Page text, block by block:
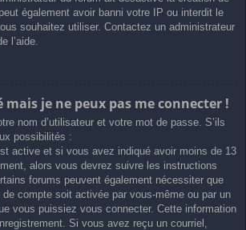
également avoir banni votre IP ou interdit le
souhaitez utiliser. Contactez un administrateur
l’aide.
mais je ne peux pas me connecter !
nom d’utilisateur et votre mot de passe. S’ils
possibilités :
active et si vous avez indiqué avoir moins de 13
alors vous devrez suivre les instructions
forums peuvent également nécessiter que
compte soit activée par vous-même ou par un
vous puissiez vous connecter. Cette information
Si vous avez reçu un courriel,